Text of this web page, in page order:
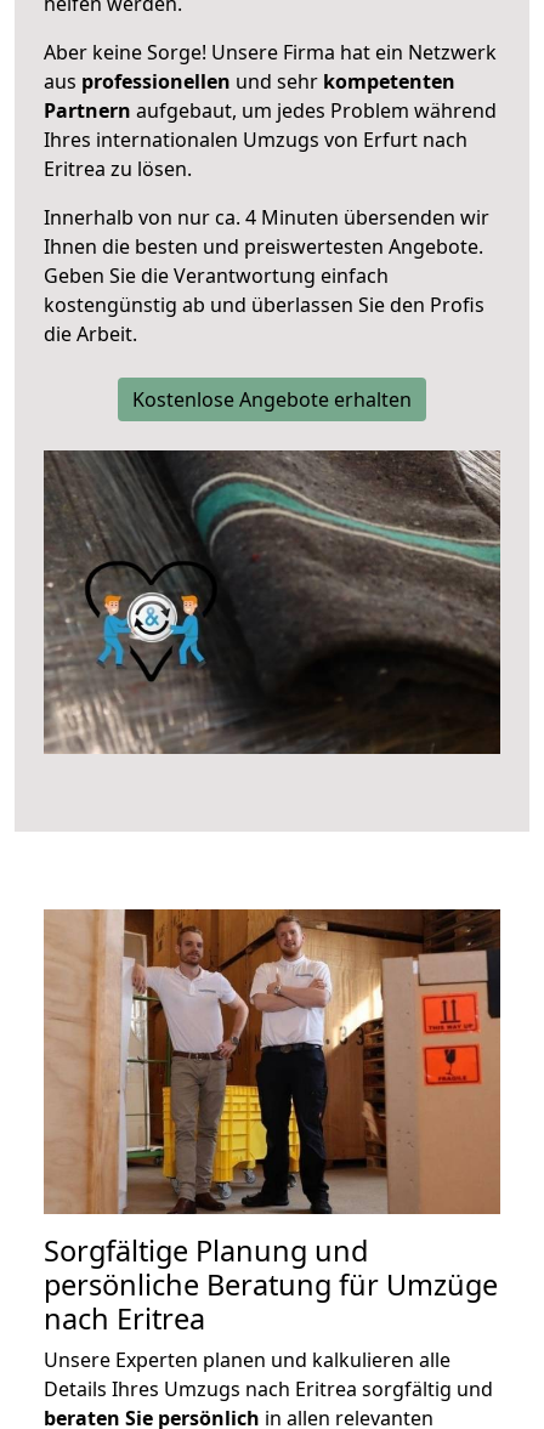
Aber keine Sorge! Unsere Firma hat ein Netzwerk
aus professionellen und sehr kompetenten
Partnern aufgebaut, um jedes Problem während
Ihres internationalen Umzugs von Erfurt nach
Eritrea zu lösen.
Innerhalb von nur ca. 4 Minuten übersenden wir
Ihnen die besten und preiswertesten Angebote.
Geben Sie die Verantwortung einfach
kostengünstig ab und überlassen Sie den Profis
die Arbeit.
Kostenlose Angebote erhalten
Sorgfältige Planung und
persönliche Beratung für Umzüge
nach Eritrea
Unsere Experten planen und kalkulieren alle
Details Ihres Umzugs nach Eritrea sorgfältig und
beraten Sie persönlich in allen relevanten